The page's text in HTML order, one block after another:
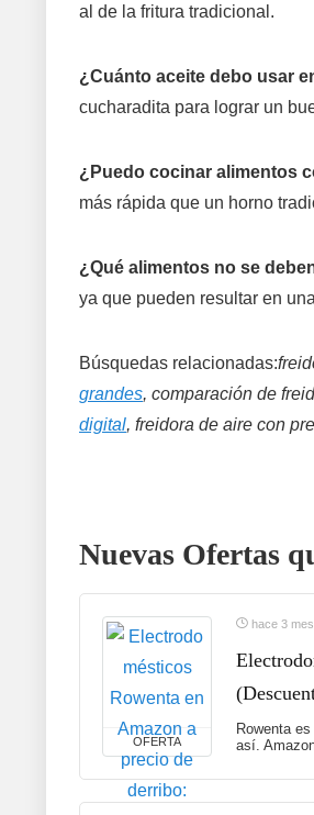
al de la fritura tradicional.
¿Cuánto aceite debo usar
cucharadita para lograr un
¿Puedo cocinar alimentos
más rápida que un horno
¿Qué alimentos no se
ya que pueden resultar en
Búsquedas relacionadas:
grandes, comparación de
digital, freidora de aire con
Nuevas Ofertas
OFERTA
hace 3
Rowenta
así.